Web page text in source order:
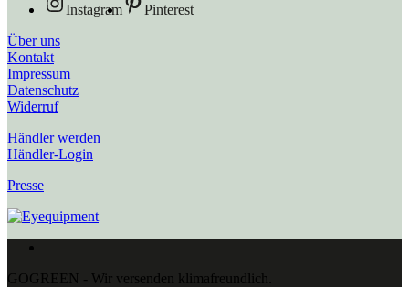
Instagram
Pinterest
Über uns
Kontakt
Impressum
Datenschutz
Widerruf
Händler werden
Händler-Login
Presse
GOGREEN - Wir versenden klimafreundlich.